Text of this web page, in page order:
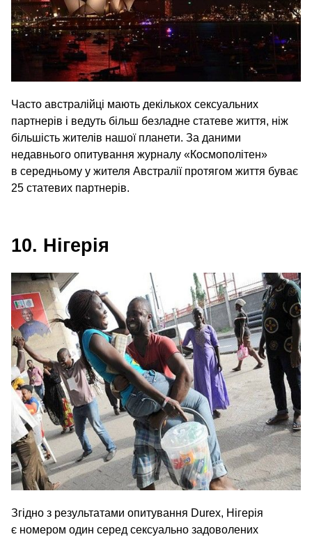
Часто австралійці мають декількох сексуальних
партнерів і ведуть більш безладне статеве життя, ніж
більшість жителів нашої планети. За даними
недавнього опитування журналу «Космополітен»
в середньому у жителя Австралії протягом життя буває
25 статевих партнерів.
10. Нігерія
Згідно з результатами опитування Durex, Нігерія
є номером один серед сексуально задоволених